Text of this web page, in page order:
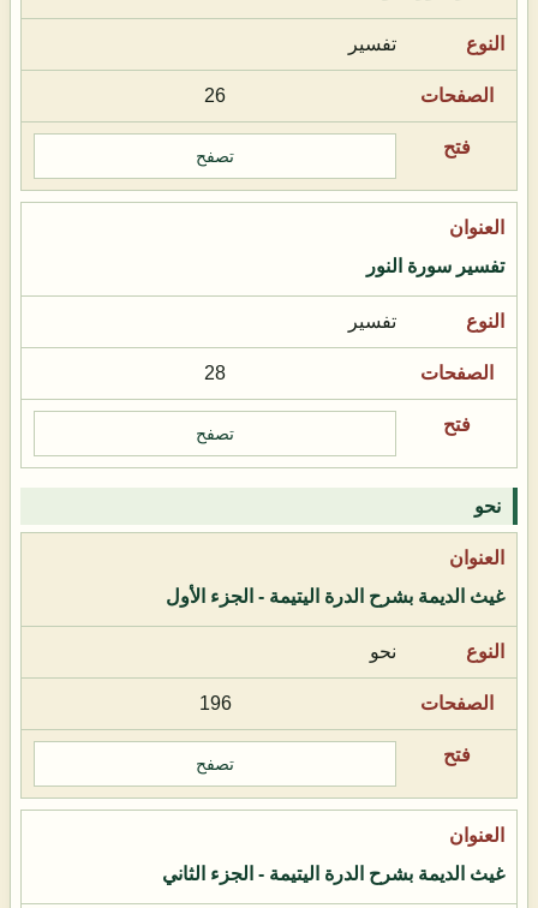
تفسير
26
تصفح
تفسير سورة النور
تفسير
28
تصفح
نحو
غيث الديمة بشرح الدرة اليتيمة - الجزء الأول
نحو
196
تصفح
غيث الديمة بشرح الدرة اليتيمة - الجزء الثاني